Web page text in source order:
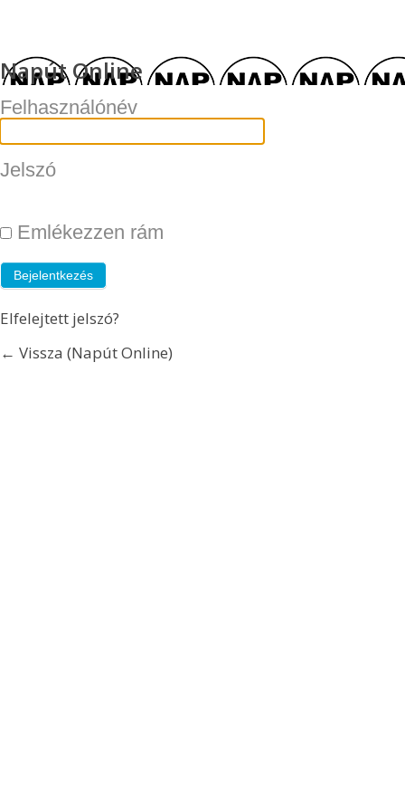
Napút Online
Felhasználónév
Jelszó
Emlékezzen rám
Elfelejtett jelszó?
← Vissza (Napút Online)